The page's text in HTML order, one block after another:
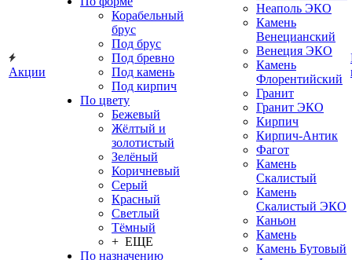
Акции
Корабельный
брус
Под брус
Под бревно
Под камень
Под кирпич
По цвету
Бежевый
Жёлтый и
золотистый
Зелёный
Коричневый
Серый
Красный
Светлый
Тёмный
+ ЕЩЕ
По назначению
Неаполь ЭКО
Камень
Венецианский
Венеция ЭКО
Камень
Флорентийский
Гранит
Гранит ЭКО
Кирпич
Кирпич-Антик
Фагот
Камень
Скалистый
Камень
Скалистый ЭКО
Каньон
Камень
Камень Бутовый